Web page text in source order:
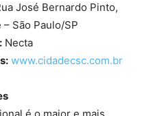
José Bernardo Pinto,
São Paulo/SP
Necta
www.cidadecsc.com.br